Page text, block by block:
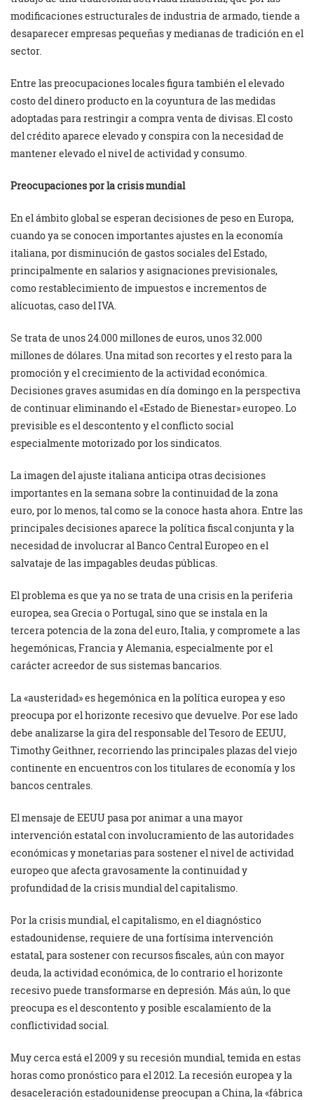
modificaciones estructurales de industria de armado, tiende a
desaparecer empresas pequeñas y medianas de tradición en el
sector.
Entre las preocupaciones locales figura también el elevado
costo del dinero producto en la coyuntura de las medidas
adoptadas para restringir a compra venta de divisas. El costo
del crédito aparece elevado y conspira con la necesidad de
mantener elevado el nivel de actividad y consumo.
Preocupaciones por la crisis mundial
En el ámbito global se esperan decisiones de peso en Europa,
cuando ya se conocen importantes ajustes en la economía
italiana, por disminución de gastos sociales del Estado,
principalmente en salarios y asignaciones previsionales,
como restablecimiento de impuestos e incrementos de
alícuotas, caso del IVA.
Se trata de unos 24.000 millones de euros, unos 32.000
millones de dólares. Una mitad son recortes y el resto para la
promoción y el crecimiento de la actividad económica.
Decisiones graves asumidas en día domingo en la perspectiva
de continuar eliminando el «Estado de Bienestar» europeo. Lo
previsible es el descontento y el conflicto social
especialmente motorizado por los sindicatos.
La imagen del ajuste italiana anticipa otras decisiones
importantes en la semana sobre la continuidad de la zona
euro, por lo menos, tal como se la conoce hasta ahora. Entre las
principales decisiones aparece la política fiscal conjunta y la
necesidad de involucrar al Banco Central Europeo en el
salvataje de las impagables deudas públicas.
El problema es que ya no se trata de una crisis en la periferia
europea, sea Grecia o Portugal, sino que se instala en la
tercera potencia de la zona del euro, Italia, y compromete a las
hegemónicas, Francia y Alemania, especialmente por el
carácter acreedor de sus sistemas bancarios.
La «austeridad» es hegemónica en la política europea y eso
preocupa por el horizonte recesivo que devuelve. Por ese lado
debe analizarse la gira del responsable del Tesoro de EEUU,
Timothy Geithner, recorriendo las principales plazas del viejo
continente en encuentros con los titulares de economía y los
bancos centrales.
El mensaje de EEUU pasa por animar a una mayor
intervención estatal con involucramiento de las autoridades
económicas y monetarias para sostener el nivel de actividad
europeo que afecta gravosamente la continuidad y
profundidad de la crisis mundial del capitalismo.
Por la crisis mundial, el capitalismo, en el diagnóstico
estadounidense, requiere de una fortísima intervención
estatal, para sostener con recursos fiscales, aún con mayor
deuda, la actividad económica, de lo contrario el horizonte
recesivo puede transformarse en depresión. Más aún, lo que
preocupa es el descontento y posible escalamiento de la
conflictividad social.
Muy cerca está el 2009 y su recesión mundial, temida en estas
horas como pronóstico para el 2012. La recesión europea y la
desaceleración estadounidense preocupan a China, la «fábrica